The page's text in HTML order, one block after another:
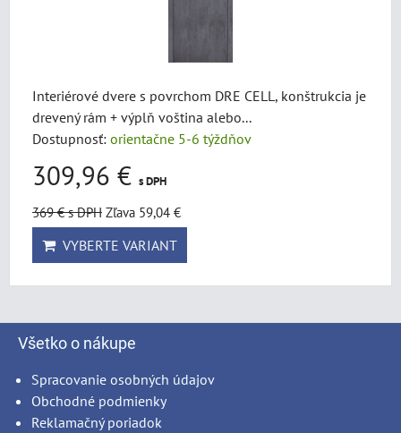
Interiérové dvere s povrchom DRE CELL, konštrukcia je
drevený rám + výplň voština alebo...
Dostupnosť: orientačne 5-6 týždňov
309,96 € s DPH
369 €s DPH Zľava 59,04 €
VYBERTE VARIANT
Všetko o nákupe
Spracovanie osobných údajov
Obchodné podmienky
Reklamačný poriadok